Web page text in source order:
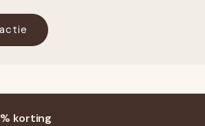
korting